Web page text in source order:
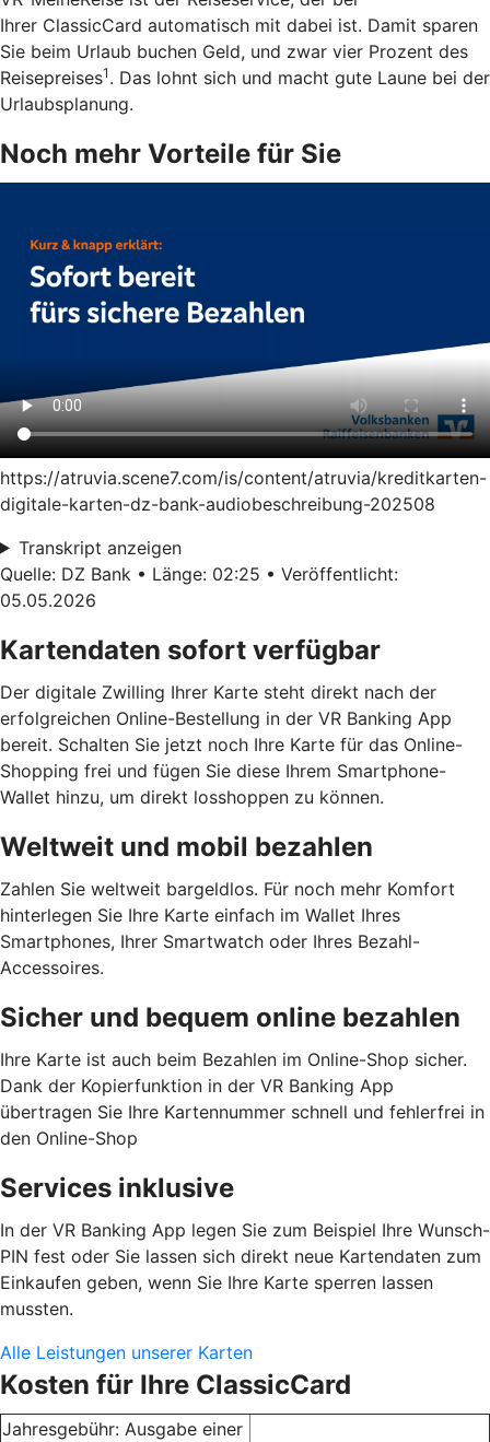
Ihrer ClassicCard automatisch mit dabei ist. Damit sparen
Sie beim Urlaub buchen Geld, und zwar vier Prozent des
Reisepreises1 . Das lohnt sich und macht gute Laune bei der
Urlaubsplanung.
Noch mehr Vorteile für Sie
https://atruvia.scene7.com/is/content/atruvia/kreditkarten-
digitale-karten-dz-bank-audiobeschreibung-202508
Transkript anzeigen
Quelle: DZ Bank • Länge: 02:25 • Veröffentlicht:
05.05.2026
Kartendaten sofort verfügbar
Der digitale Zwilling Ihrer Karte steht direkt nach der
erfolgreichen Online-Bestellung in der VR Banking App
bereit. Schalten Sie jetzt noch Ihre Karte für das Online-
Shopping frei und fügen Sie diese Ihrem Smartphone-
Wallet hinzu, um direkt losshoppen zu können.
Weltweit und mobil bezahlen
Zahlen Sie weltweit bargeldlos. Für noch mehr Komfort
hinterlegen Sie Ihre Karte einfach im Wallet Ihres
Smartphones, Ihrer Smartwatch oder Ihres Bezahl-
Accessoires.
Sicher und bequem online bezahlen
Ihre Karte ist auch beim Bezahlen im Online-Shop sicher.
Dank der Kopierfunktion in der VR Banking App
übertragen Sie Ihre Kartennummer schnell und fehlerfrei in
den Online-Shop
Services inklusive
In der VR Banking App legen Sie zum Beispiel Ihre Wunsch-
PIN fest oder Sie lassen sich direkt neue Kartendaten zum
Einkaufen geben, wenn Sie Ihre Karte sperren lassen
mussten.
Alle Leistungen unserer Karten
Kosten für Ihre ClassicCard
Jahresgebühr: Ausgabe einer